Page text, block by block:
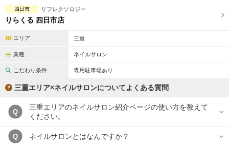
フットバスあり
スタッフ指名可
駅から徒歩5分以内
こだわり条件を変更
閉じる
四日市 リフレクソロジー
りらくる 四日市店
エリア 三重
業種 ネイルサロン
こだわり条件 専用駐車場あり
三重エリア×ネイルサロンについてよくある質問
Q
三重エリアのネイルサロン紹介ページの使い方を教えて
ください。
Q ネイルサロンとはなんですか？